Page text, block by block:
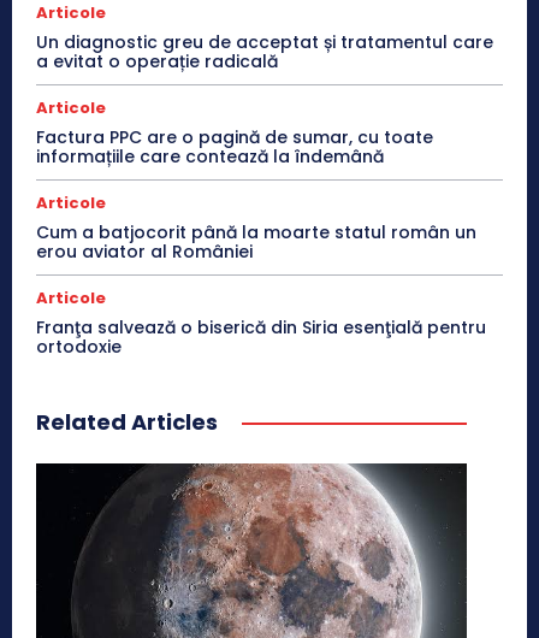
Articole
Un diagnostic greu de acceptat și tratamentul care
a evitat o operație radicală
Articole
Factura PPC are o pagină de sumar, cu toate
informațiile care contează la îndemână
Articole
Cum a batjocorit până la moarte statul român un
erou aviator al României
Articole
Franţa salvează o biserică din Siria esenţială pentru
ortodoxie
Related Articles